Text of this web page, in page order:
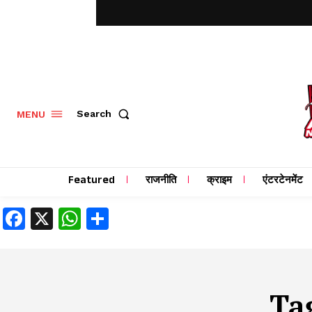
MENU Search
Featured राजनीति क्राइम एंटरटेनमेंट
Facebook
X WhatsApp